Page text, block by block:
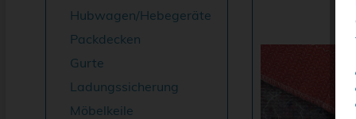
Hubwagen/Hebegeräte
Packdecken
Gurte
Ladungssicherung
Möbelkeile